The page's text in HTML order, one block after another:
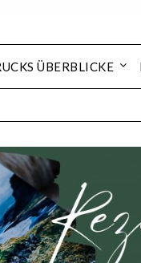
ÜBERBLICKE